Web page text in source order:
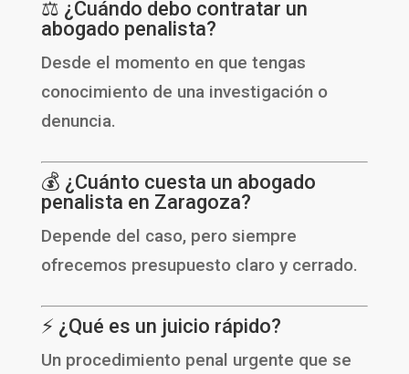
⚖️ ¿Cuándo debo contratar un
abogado penalista?
Desde el momento en que tengas
conocimiento de una investigación o
denuncia.
💰 ¿Cuánto cuesta un abogado
penalista en Zaragoza?
Depende del caso, pero siempre
ofrecemos presupuesto claro y cerrado.
⚡ ¿Qué es un juicio rápido?
Un procedimiento penal urgente que se